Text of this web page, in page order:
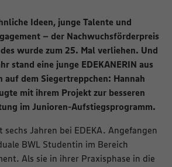
Ideen, junge Talente und
– der Nachwuchsförderpreis
wurde zum 25. Mal verliehen. Und
stand eine junge EDEKANERIN aus
auf dem Siegertreppchen: Hannah
mit ihrem Projekt zur besseren
im Junioren-Aufstiegsprogramm.
Jahren bei EDEKA. Angefangen
BWL Studentin im Bereich
Als sie in ihrer Praxisphase in die